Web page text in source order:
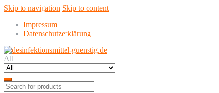
Skip to navigation Skip to content
Impressum
Datenschutzerklärung
All